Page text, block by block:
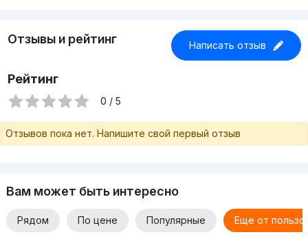
Отзывы и рейтинг Написать отзыв
Рейтинг
0 / 5
Отзывов пока нет. Напишите свой первый отзыв
Вам может быть интересно
Рядом По цене Популярные Еще от